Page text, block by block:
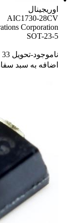
اوریجینال
AIC1730-28CV
Corporation
SOT-23-5
ناموجود-تحویل 33 روزه
اضافه به سبد